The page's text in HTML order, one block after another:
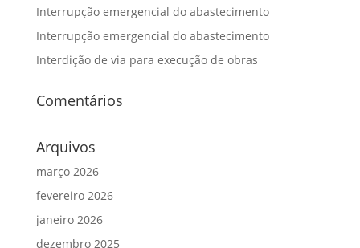
Interrupção emergencial do abastecimento
Interrupção emergencial do abastecimento
Interdição de via para execução de obras
Comentários
Arquivos
março 2026
fevereiro 2026
janeiro 2026
dezembro 2025